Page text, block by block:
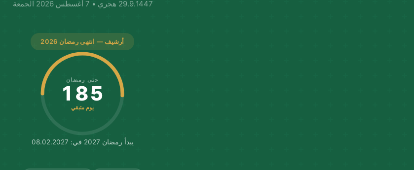
29.9.1447 هجري • 7 أغسطس 2026 الجمعة
أرشيف — انتهى رمضان 2026
حتى رمضان
185
يوم متبقي
يبدأ رمضان 2027 في: 08.02.2027